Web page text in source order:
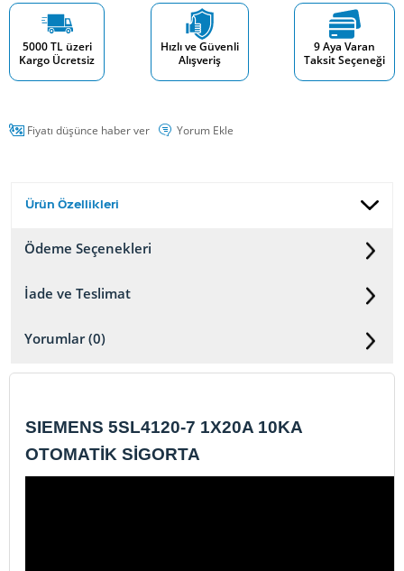
5000 TL üzeri
Kargo Ücretsiz
Hızlı ve Güvenli
Alışveriş
9 Aya Varan
Taksit Seçeneği
Fiyatı düşünce haber ver Yorum Ekle
Ürün Özellikleri
Ödeme Seçenekleri
İade ve Teslimat
Yorumlar (0)
SIEMENS 5SL4120-7 1X20A 10KA
OTOMATİK SİGORTA